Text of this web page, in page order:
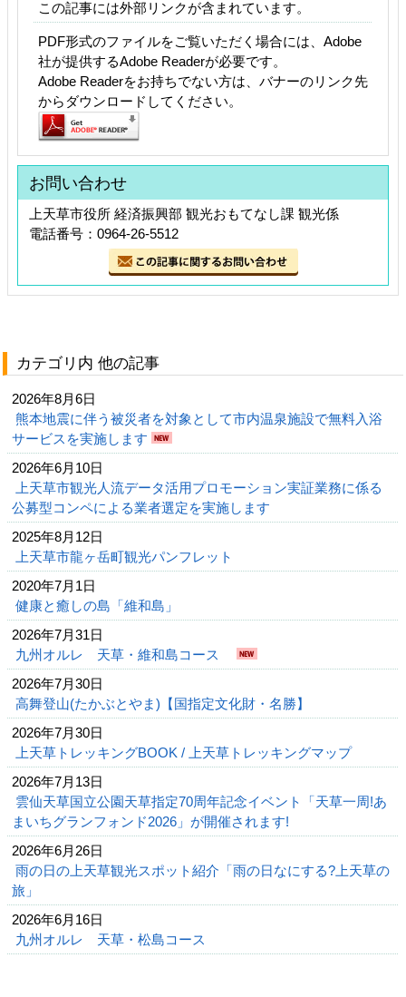
この記事には外部リンクが含まれています。
PDF形式のファイルをご覧いただく場合には、Adobe
社が提供するAdobe Readerが必要です。
Adobe Readerをお持ちでない方は、バナーのリンク先
からダウンロードしてください。
お問い合わせ
上天草市役所 経済振興部 観光おもてなし課 観光係
電話番号：0964-26-5512
カテゴリ内 他の記事
2026年8月6日
熊本地震に伴う被災者を対象として市内温泉施設で無料入浴
サービスを実施します
2026年6月10日
上天草市観光人流データ活用プロモーション実証業務に係る
公募型コンペによる業者選定を実施します
2025年8月12日
上天草市龍ヶ岳町観光パンフレット
2020年7月1日
健康と癒しの島「維和島」
2026年7月31日
九州オルレ 天草・維和島コース
2026年7月30日
高舞登山(たかぶとやま)【国指定文化財・名勝】
2026年7月30日
上天草トレッキングBOOK / 上天草トレッキングマップ
2026年7月13日
雲仙天草国立公園天草指定70周年記念イベント「天草一周!あ
まいちグランフォンド2026」が開催されます!
2026年6月26日
雨の日の上天草観光スポット紹介「雨の日なにする?上天草の
旅」
2026年6月16日
九州オルレ 天草・松島コース